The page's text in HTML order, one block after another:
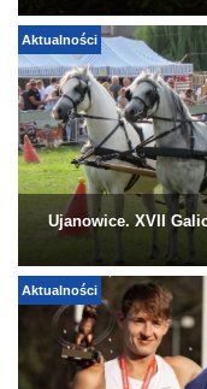
Aktualności
Ujanowice. XVII
Aktualności